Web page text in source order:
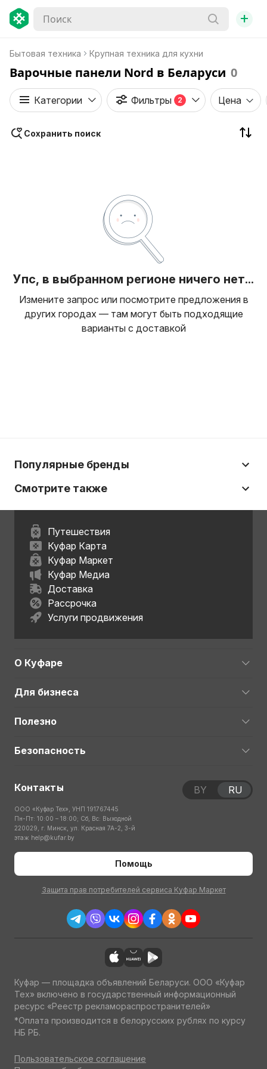
+
Бытовая техника Крупная техника для кухни
Варочные панели Nord в Беларуси 0
Категории Фильтры 2 Цена
Сохранить поиск
Упс, в выбранном регионе ничего нет...
Измените запрос или посмотрите предложения в
других городах — там могут быть подходящие
варианты с доставкой
Популярные бренды
Смотрите также
Путешествия
Куфар Карта
Куфар Маркет
Куфар Медиа
Доставка
Рассрочка
Услуги продвижения
О Куфаре
Для бизнеса
Полезно
Безопасность
Контакты
ООО «Куфар Тех», УНП 191767445
Пн-Пт: 10:00 – 18:00; Сб, Вс: Выходной
220029, г. Минск, ул. Красная 7А-2, 3-й
этаж help@kufar.by
Помощь
Защита прав потребителей сервиса Куфар Маркет
BY RU
Куфар — площадка объявлений Беларуси. ООО «Куфар
Тех» включено в государственный информационный
ресурс «Реестр рекламораспространителей»
*Оплата производится в белорусских рублях по курсу
НБ РБ.
Пользовательское соглашение